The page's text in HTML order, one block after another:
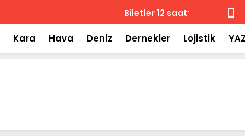
Isuzu'nun
Kara Hava Deniz Dernekler Lojistik